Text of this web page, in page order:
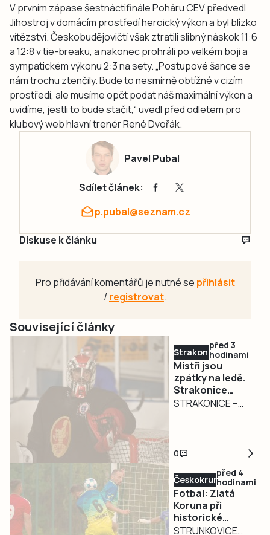
V prvním zápase šestnáctifinále Poháru CEV předvedl
Jihostroj v domácím prostředí heroický výkon a byl blízko
vítězství. Českobudějovičtí však ztratili slibný náskok 11:6
a 12:8 v tie-breaku, a nakonec prohráli po velkém boji a
sympatickém výkonu 2:3 na sety. „Postupové šance se
nám trochu ztenčily. Bude to nesmírně obtížné v cizím
prostředí, ale musíme opět podat náš maximální výkon a
uvidíme, jestli to bude stačit,“ uvedl před odletem pro
klubový web hlavní trenér René Dvořák.
Pavel Pubal
Sdílet článek:
p.pubal@seznam.cz
Diskuse k článku
Pro přidávání komentářů je nutné se přihlásit
/registrovat.
Související články
Strakonicko
před 3
hodinami
Mistři jsou
zpátky na ledě.
Strakonice
zahájily přípravu
STRAKONICE –
budou v
nadcházející
sezoně krajské
ligy obhajovat
mistrovský titul,
zahájili přípravu na
0
Českokrumlovsko
před 4
hodinami
Fotbal: Zlatá
Koruna při
historické
premiéře vedla
STRUNKOVICE